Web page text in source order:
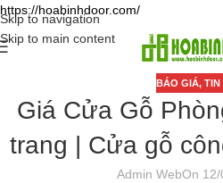
https://hoabinhdoor.com/
Skip to navigation
Skip to main content
BÁO GIÁ, TIN
Giá Cửa Gỗ
trang | Cửa gỗ
Admin WebOn 12/